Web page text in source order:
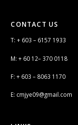
CONTACT US
T: + 603 – 6157 1933
M: + 60 12– 370 0118
F: + 603 – 8063 1170
E: cmjye09@gmail.com